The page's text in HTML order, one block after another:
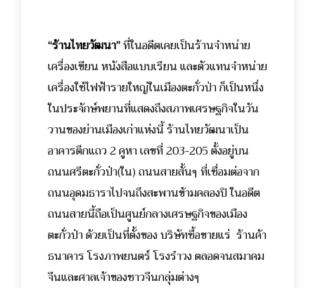
“ร้านไทยวัฒนา”ที่ในอดีตเคยเป็นร้านจำหน่าย
เครื่องเขียน หนังสือแบบเรียน และตัวแทนจำหน่าย
เครื่องใช้ไฟฟ้ารายใหญ่ในเมืองตะกั่วป่า ก็เป็นหนึ่ง
ในประจักษ์พยานที่แสดงถึงสภาพเศรษฐกิจในวัน
วานของย่านเมืองเก่าแห่งนี้ร้านไทยวัฒนาเป็น
อาคารตึกแถว 2 คูหา เลขที่ 203-205 ตั้งอยู่บน
ถนนศรีตะกั่วป่า(ใน) ถนนสายสั้นๆ ที่เชื่อมต่อจาก
ถนนอุดมธาราไปจนถึงสะพานข้ามคลองปิ ในอดีต
ถนนสายนี้ถือเป็นศูนย์กลางเศรษฐกิจของเมือง
ตะกั่วป่า ด้วยเป็นที่ตั้งของ บริษัทซื้อขายแร่ ร้านค้า
ธนาคาร โรงภาพยนตร์ โรงรำวง ตลอดจนสมาคม
จีนและศาลเจ้าของชาวจีนกลุ่มต่างๆ